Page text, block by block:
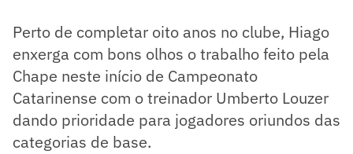
Perto de completar oito anos no clube, Hiago
enxerga com bons olhos o trabalho feito pela
Chape neste início de Campeonato
Catarinense com o treinador Umberto Louzer
dando prioridade para jogadores oriundos das
categorias de base.